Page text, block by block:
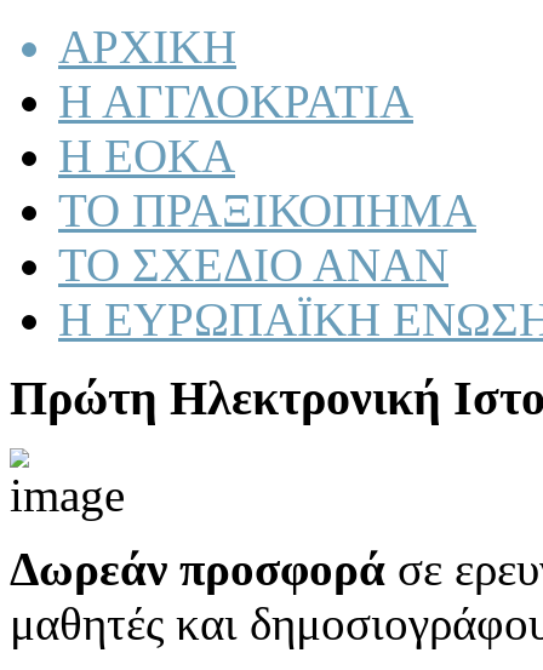
ΑΡΧΙΚΗ
Η ΑΓΓΛΟΚΡΑΤΙΑ
Η ΕΟΚΑ
ΤΟ ΠΡΑΞΙΚΟΠΗΜΑ
ΤΟ ΣΧΕΔΙΟ ΑΝΑΝ
Η ΕΥΡΩΠΑΪΚΗ
Πρώτη Ηλεκτρονική
Δωρεάν προσφορά σε
μαθητές και